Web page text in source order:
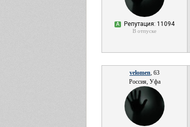
А Репутация: 11094
В отпуске
velomen, 63
Россия, Уфа